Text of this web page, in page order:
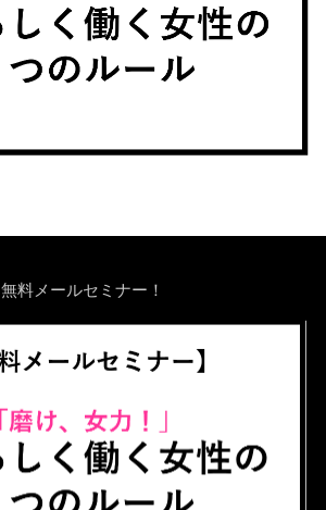
無料メールセミナー！